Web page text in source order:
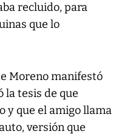
recluido, para
que lo
Moreno manifestó
la tesis de que
y que el amigo llama
versión que